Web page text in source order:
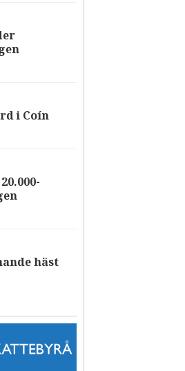
i Coín
häst